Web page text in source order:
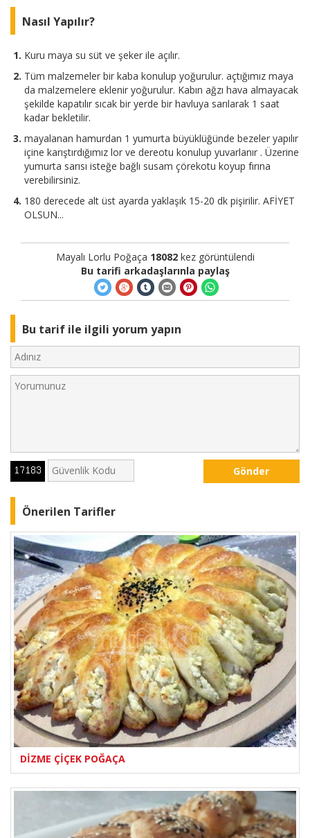
Nasıl Yapılır?
Kuru maya su süt ve şeker ile açılır.
Tüm malzemeler bir kaba konulup yoğurulur. açtığımız maya
da malzemelere eklenir yoğurulur. Kabın ağzı hava almayacak
şekilde kapatılır sıcak bir yerde bir havluya sarılarak 1 saat
kadar bekletilir.
mayalanan hamurdan 1 yumurta büyüklüğünde bezeler yapılır
içine karıştırdığımız lor ve dereotu konulup yuvarlanır . Üzerine
yumurta sarısı isteğe bağlı susam çörekotu koyup fırına
verebilirsiniz.
180 derecede alt üst ayarda yaklaşık 15-20 dk pişirilir. AFİYET
OLSUN...
Mayalı Lorlu Poğaça 18082kez görüntülendi
Bu tarifi arkadaşlarınla paylaş
Bu tarif ile ilgili yorum yapın
Gönder
Önerilen Tarifler
DİZME ÇİÇEK POĞAÇA